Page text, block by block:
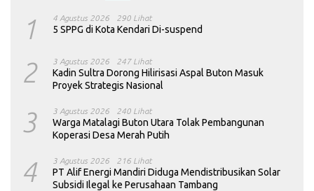
1 4 Agustus 2026 290 Lihat
5 SPPG di Kota Kendari Di-suspend
2 3 Agustus 2026 247 Lihat
Kadin Sultra Dorong Hilirisasi Aspal Buton Masuk
Proyek Strategis Nasional
3 3 Agustus 2026 240 Lihat
Warga Matalagi Buton Utara Tolak Pembangunan
Koperasi Desa Merah Putih
4 3 Agustus 2026 216 Lihat
PT Alif Energi Mandiri Diduga Mendistribusikan Solar
Subsidi Ilegal ke Perusahaan Tambang